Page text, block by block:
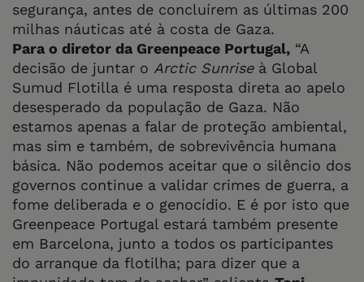
segurança, antes de concluírem as últimas 200
milhas náuticas até à costa de Gaza.
Para o diretor da Greenpeace Portugal, “A
decisão de juntar o Arctic Sunriseà Global
Sumud Flotilla é uma resposta direta ao apelo
desesperado da população de Gaza. Não
estamos apenas a falar de proteção ambiental,
mas sim e também, de sobrevivência humana
básica. Não podemos aceitar que o silêncio dos
governos continue a validar crimes de guerra, a
fome deliberada e o genocídio. E é por isto que
Greenpeace Portugal estará também presente
em Barcelona, junto a todos os participantes
do arranque da flotilha; para dizer que a